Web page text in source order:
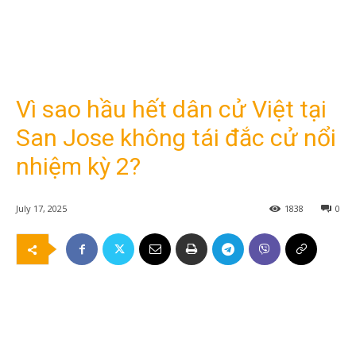
Vì sao hầu hết dân cử Việt tại
San Jose không tái đắc cử nổi
nhiệm kỳ 2?
July 17, 2025 0
1838